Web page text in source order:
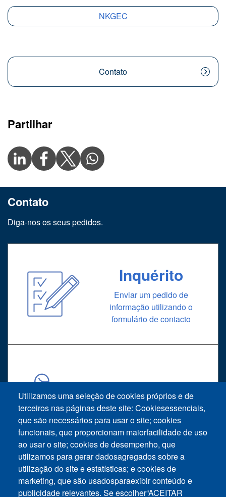
NKGEC
Contato
Partilhar
Contato
Diga-nos os seus pedidos.
Inquérito
Enviar um pedido de
informação utilizando o
formulário de contacto
Suporte
Pedido de assistência técnica
Utilizamos uma seleção de cookies próprios e de
terceiros nas páginas deste site: Cookiesessenciais,
que são necessários para usar o site; cookies
funcionais, que proporcionam maiorfacilidade de uso
ao usar o site; cookies de desempenho, que
utilizamos para gerar dadosagregados sobre a
utilização do site e estatísticas; e cookies de
marketing, que são usadosparaexibir conteúdo e
publicidade relevantes. Se escolher“ACEITAR
Footer vertical